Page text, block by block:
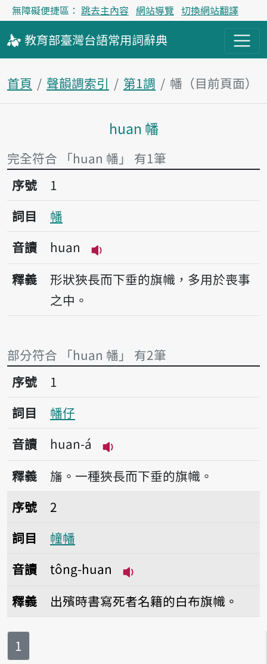
無障礙便捷區： 跳去主內容 網站導覽 切換網站翻譯
教育部臺灣台語常用詞辭典
首頁 聲韻調索引 第1調 幡（目前頁面）
主內容區塊
huan 幡
完全符合 「huan 幡」 有1筆
序號1幡
序號
1
詞目
幡
音讀
huan
播放音讀huan
釋義
形狀狹長而下垂的旗幟，多用於喪事
之中。
部分符合 「huan 幡」 有2筆
序號1幡仔
序號
1
詞目
幡仔
音讀
huan-á
播放音讀huan-á
釋義
旛。一種狹長而下垂的旗幟。
序號2幢幡
序號
2
詞目
幢幡
音讀
tông-huan
釋義 出殯時書寫死者名籍的白布旗幟。
第
1